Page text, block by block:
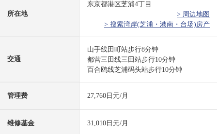
所在地
东京都港区芝浦4丁目
> 周边地图
> 搜索湾岸(芝浦・港南・台场)房产
交通
山手线田町站步行8分钟
都营三田线三田站步行10分钟
百合鸥线芝浦码头站步行10分钟
管理费 27,760日元/月
维修基金 31,010日元/月